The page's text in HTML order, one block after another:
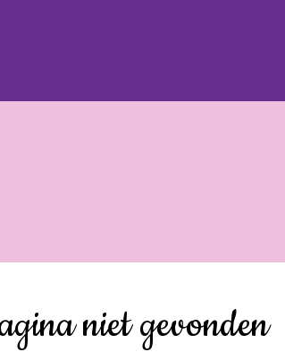
niet gevonden